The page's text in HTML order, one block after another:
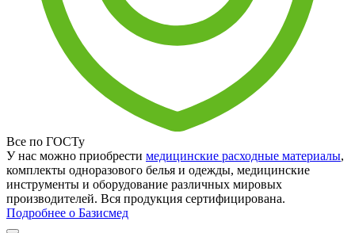
Все по ГОСТу
У нас можно приобрести медицинские расходные материалы,
комплекты одноразового белья и одежды, медицинские
инструменты и оборудование различных мировых
производителей. Вся продукция сертифицирована.
Подробнее о Базисмед